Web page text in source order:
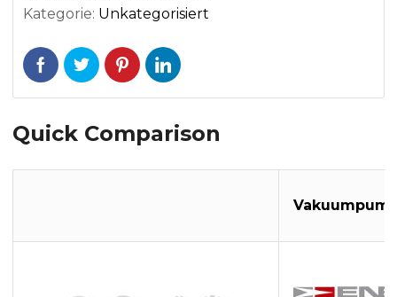
Kategorie: Unkategorisiert
Quick Comparison